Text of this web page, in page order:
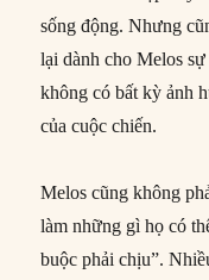
sống động. Nhưng
lại dành cho Melos
không có bất kỳ ảnh
của cuộc chiến.
Melos cũng không
làm những gì họ có
buộc phải chịu”.